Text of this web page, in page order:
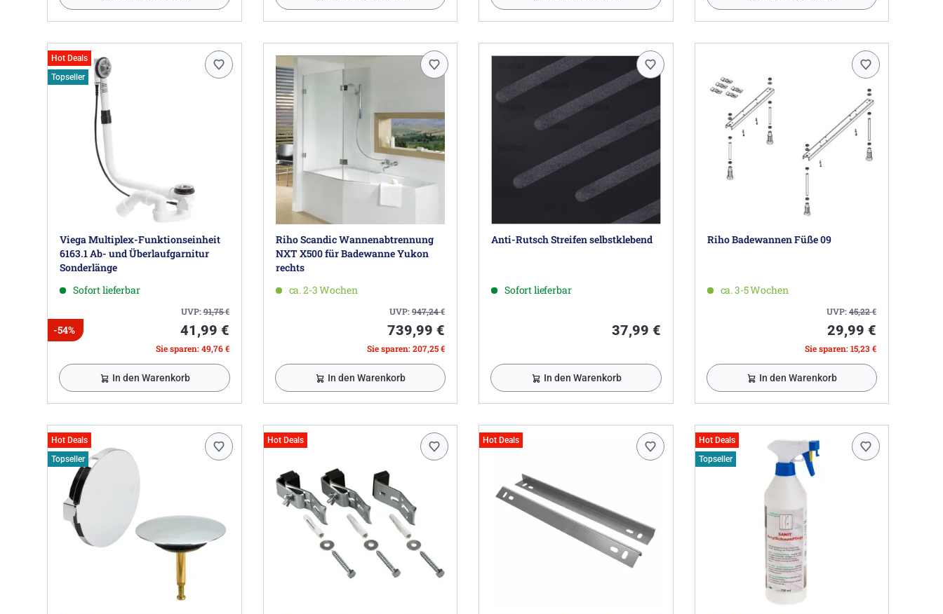
Hot Deals
Topseller
Viega Multiplex-Funktionseinheit
6163.1 Ab- und Überlaufgarnitur
Sonderlänge
Sofort lieferbar
UVP:91,75€
-54% 41,99 €
Sie sparen: 49,76 €
In den Warenkorb
Riho Scandic Wannenabtrennung
NXT X500 für Badewanne Yukon
rechts
ca. 2-3 Wochen
UVP:947,24€
739,99 €
Sie sparen: 207,25 €
In den Warenkorb
Anti-Rutsch Streifen selbstklebend
Sofort lieferbar
37,99 €
In den Warenkorb
Riho Badewannen Füße 09
ca. 3-5 Wochen
UVP:45,22€
29,99 €
Sie sparen: 15,23 €
In den Warenkorb
Hot Deals
Topseller
Hot Deals Hot Deals
Hot Deals
Topseller